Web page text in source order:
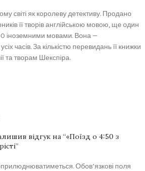
світі як королеву детективу. Продано
її творів англійською мовою, ще один
іноземними мовами. Вона —
часів. За кількістю перевидань її книжки
та творам Шекспіра.
відгук на “«Поїзд о 4:50 з
Обов’язкові поля